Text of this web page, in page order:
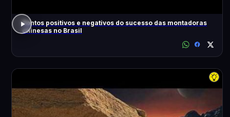
Pontos positivos e negativos do sucesso das montadoras
chinesas no Brasil